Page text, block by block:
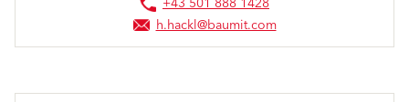
h.hackl@baumit.com